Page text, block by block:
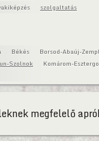
szolgaltatás
Békés Borsod-Abaúj-
Szolnok Komárom-
megfelelő